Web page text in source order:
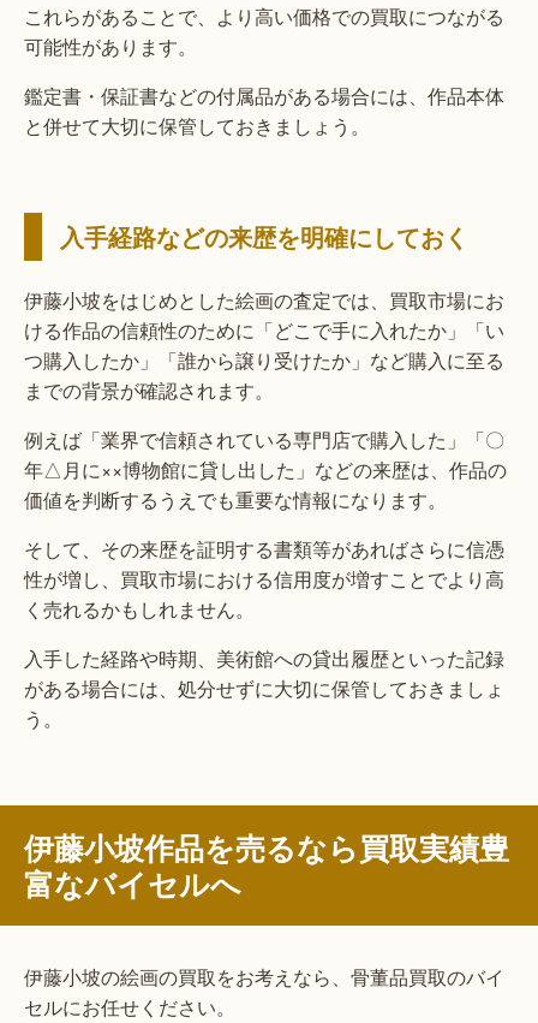
これらがあることで、より高い価格での買取につながる
可能性があります。
鑑定書・保証書などの付属品がある場合には、作品本体
と併せて大切に保管しておきましょう。
入手経路などの来歴を明確にしておく
伊藤小坡をはじめとした絵画の査定では、買取市場にお
ける作品の信頼性のために「どこで手に入れたか」「い
つ購入したか」「誰から譲り受けたか」など購入に至る
までの背景が確認されます。
例えば「業界で信頼されている専門店で購入した」「〇
年△月に××博物館に貸し出した」などの来歴は、作品の
価値を判断するうえでも重要な情報になります。
そして、その来歴を証明する書類等があればさらに信憑
性が増し、買取市場における信用度が増すことでより高
く売れるかもしれません。
入手した経路や時期、美術館への貸出履歴といった記録
がある場合には、処分せずに大切に保管しておきましょ
う。
伊藤小坡作品を売るなら買取実績豊
富なバイセルへ
伊藤小坡の絵画の買取をお考えなら、骨董品買取のバイ
セルにお任せください。